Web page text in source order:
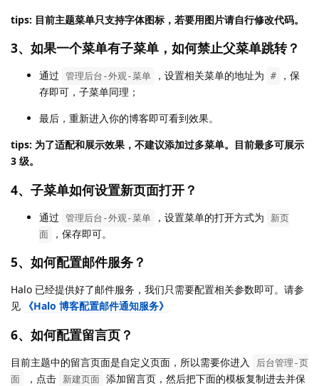
tips: 目前主题菜单只支持字体图标，若要用图片请自行修改代码。
3、如果一个菜单有子菜单，如何禁止父菜单跳转？
通过 管理后台-外观-菜单 ，设置相关菜单的地址为 #
，保
存即可，子菜单同理；
最后，重新进入你的博客即可看到效果。
tips: 为了适配和展示效果，不建议添加过多菜单。目前最多可展示
3 级。
4、子菜单如何设置新页面打开？
通过 管理后台-外观-菜单 ，设置菜单的打开方式为
新页
面
，保存即可。
5、如何配置邮件服务？
Halo 已经提供好了邮件服务，我们只需要配置相关参数即可。请参
见
《Halo 博客配置邮件通知服务》
6、如何配置留言页？
目前主题中的留言页面是自定义页面，所以需要你进入
后台管理-页
面
，点击 新建页面 添加留言页，然后把下面的模板复制进去并保